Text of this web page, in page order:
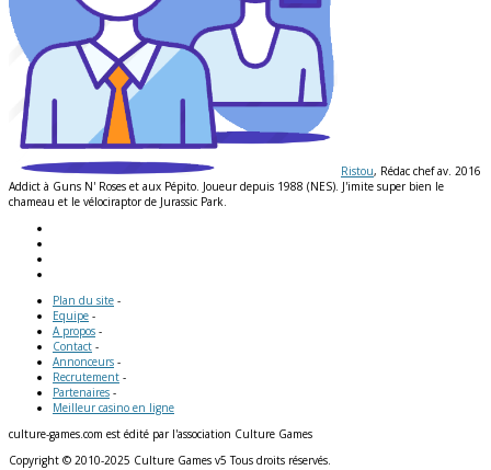
Ristou, Rédac chef av. 2016
Addict à Guns N' Roses et aux Pépito. Joueur depuis 1988 (NES). J'imite super bien le
chameau et le vélociraptor de Jurassic Park.
Plan du site -
Equipe -
A propos -
Contact -
Annonceurs -
Recrutement -
Partenaires -
Meilleur casino en ligne
culture-games.com est édité par l'association Culture Games
Copyright © 2010-2025 Culture Games v5 Tous droits réservés.